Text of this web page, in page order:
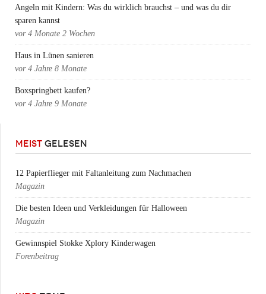
Angeln mit Kindern: Was du wirklich brauchst – und was du dir
sparen kannst
vor 4 Monate 2 Wochen
Haus in Lünen sanieren
vor 4 Jahre 8 Monate
Boxspringbett kaufen?
vor 4 Jahre 9 Monate
MEIST GELESEN
12 Papierflieger mit Faltanleitung zum Nachmachen
Magazin
Die besten Ideen und Verkleidungen für Halloween
Magazin
Gewinnspiel Stokke Xplory Kinderwagen
Forenbeitrag